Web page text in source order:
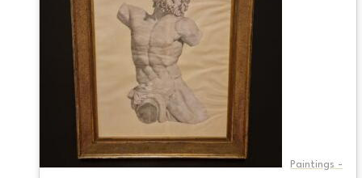
Paintings -